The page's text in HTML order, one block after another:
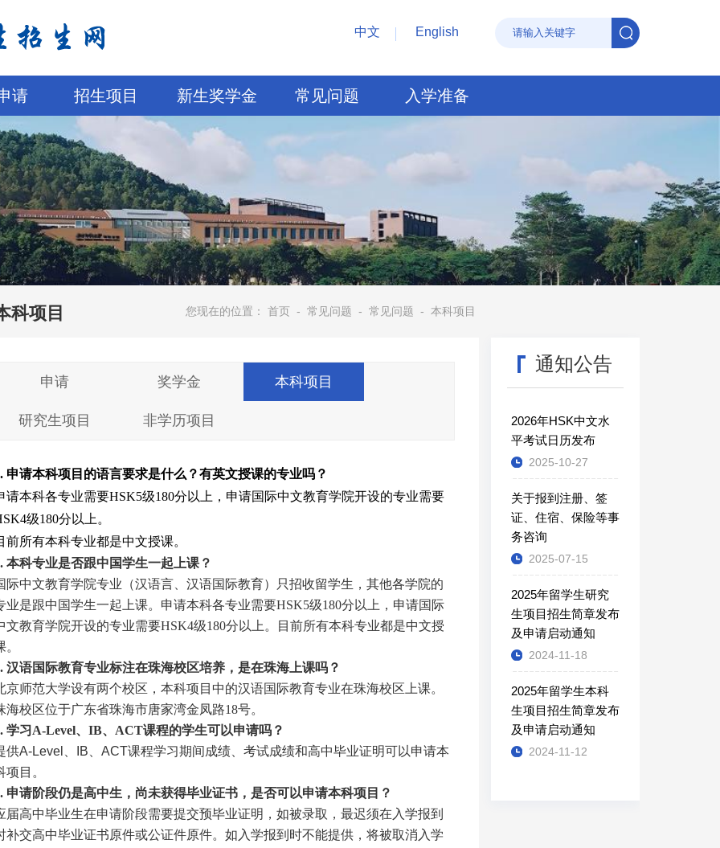
中文 English
请 招生项目 新生奖学金 常见问题 入学准备
科项目 您现在的位置： 首页 - 常见问题 - 常见问题 - 本科项目
申请 奖学金 本科项目
研究生项目 非学历项目
申请本科项目的语言要求是什么？有英文授课的专业吗？
请本科各专业需要HSK5级180分以上，申请国际中文教育学院开设的专业需要
级180分以上。
前所有本科专业都是中文授课。
本科专业是否跟中国学生一起上课？
际中文教育学院专业（汉语言、汉语国际教育）只招收留学生，其他各学院的
业是跟中国学生一起上课。申请本科各专业需要HSK5级180分以上，申请国际
文教育学院开设的专业需要HSK4级180分以上。目前所有本科专业都是中文授
。
汉语国际教育专业标注在珠海校区培养，是在珠海上课吗？
京师范大学设有两个校区，本科项目中的汉语国际教育专业在珠海校区上课。
海校区位于广东省珠海市唐家湾金凤路18号。
学习A-Level、IB、ACT课程的学生可以申请吗？
供A-Level、IB、ACT课程学习期间成绩、考试成绩和高中毕业证明可以申请本
项目。
申请阶段仍是高中生，尚未获得毕业证书，是否可以申请本科项目？
届高中毕业生在申请阶段需要提交预毕业证明，如被录取，最迟须在入学报到
补交高中毕业证书原件或公证件原件。如入学报到时不能提供，将被取消入学
通知公告
2026年HSK中文水
平考试日历发布
2025-10-27
关于报到注册、签
证、住宿、保险等事
务咨询
2025-07-15
2025年留学生研究
生项目招生简章发布
及申请启动通知
2024-11-18
2025年留学生本科
生项目招生简章发布
及申请启动通知
2024-11-12